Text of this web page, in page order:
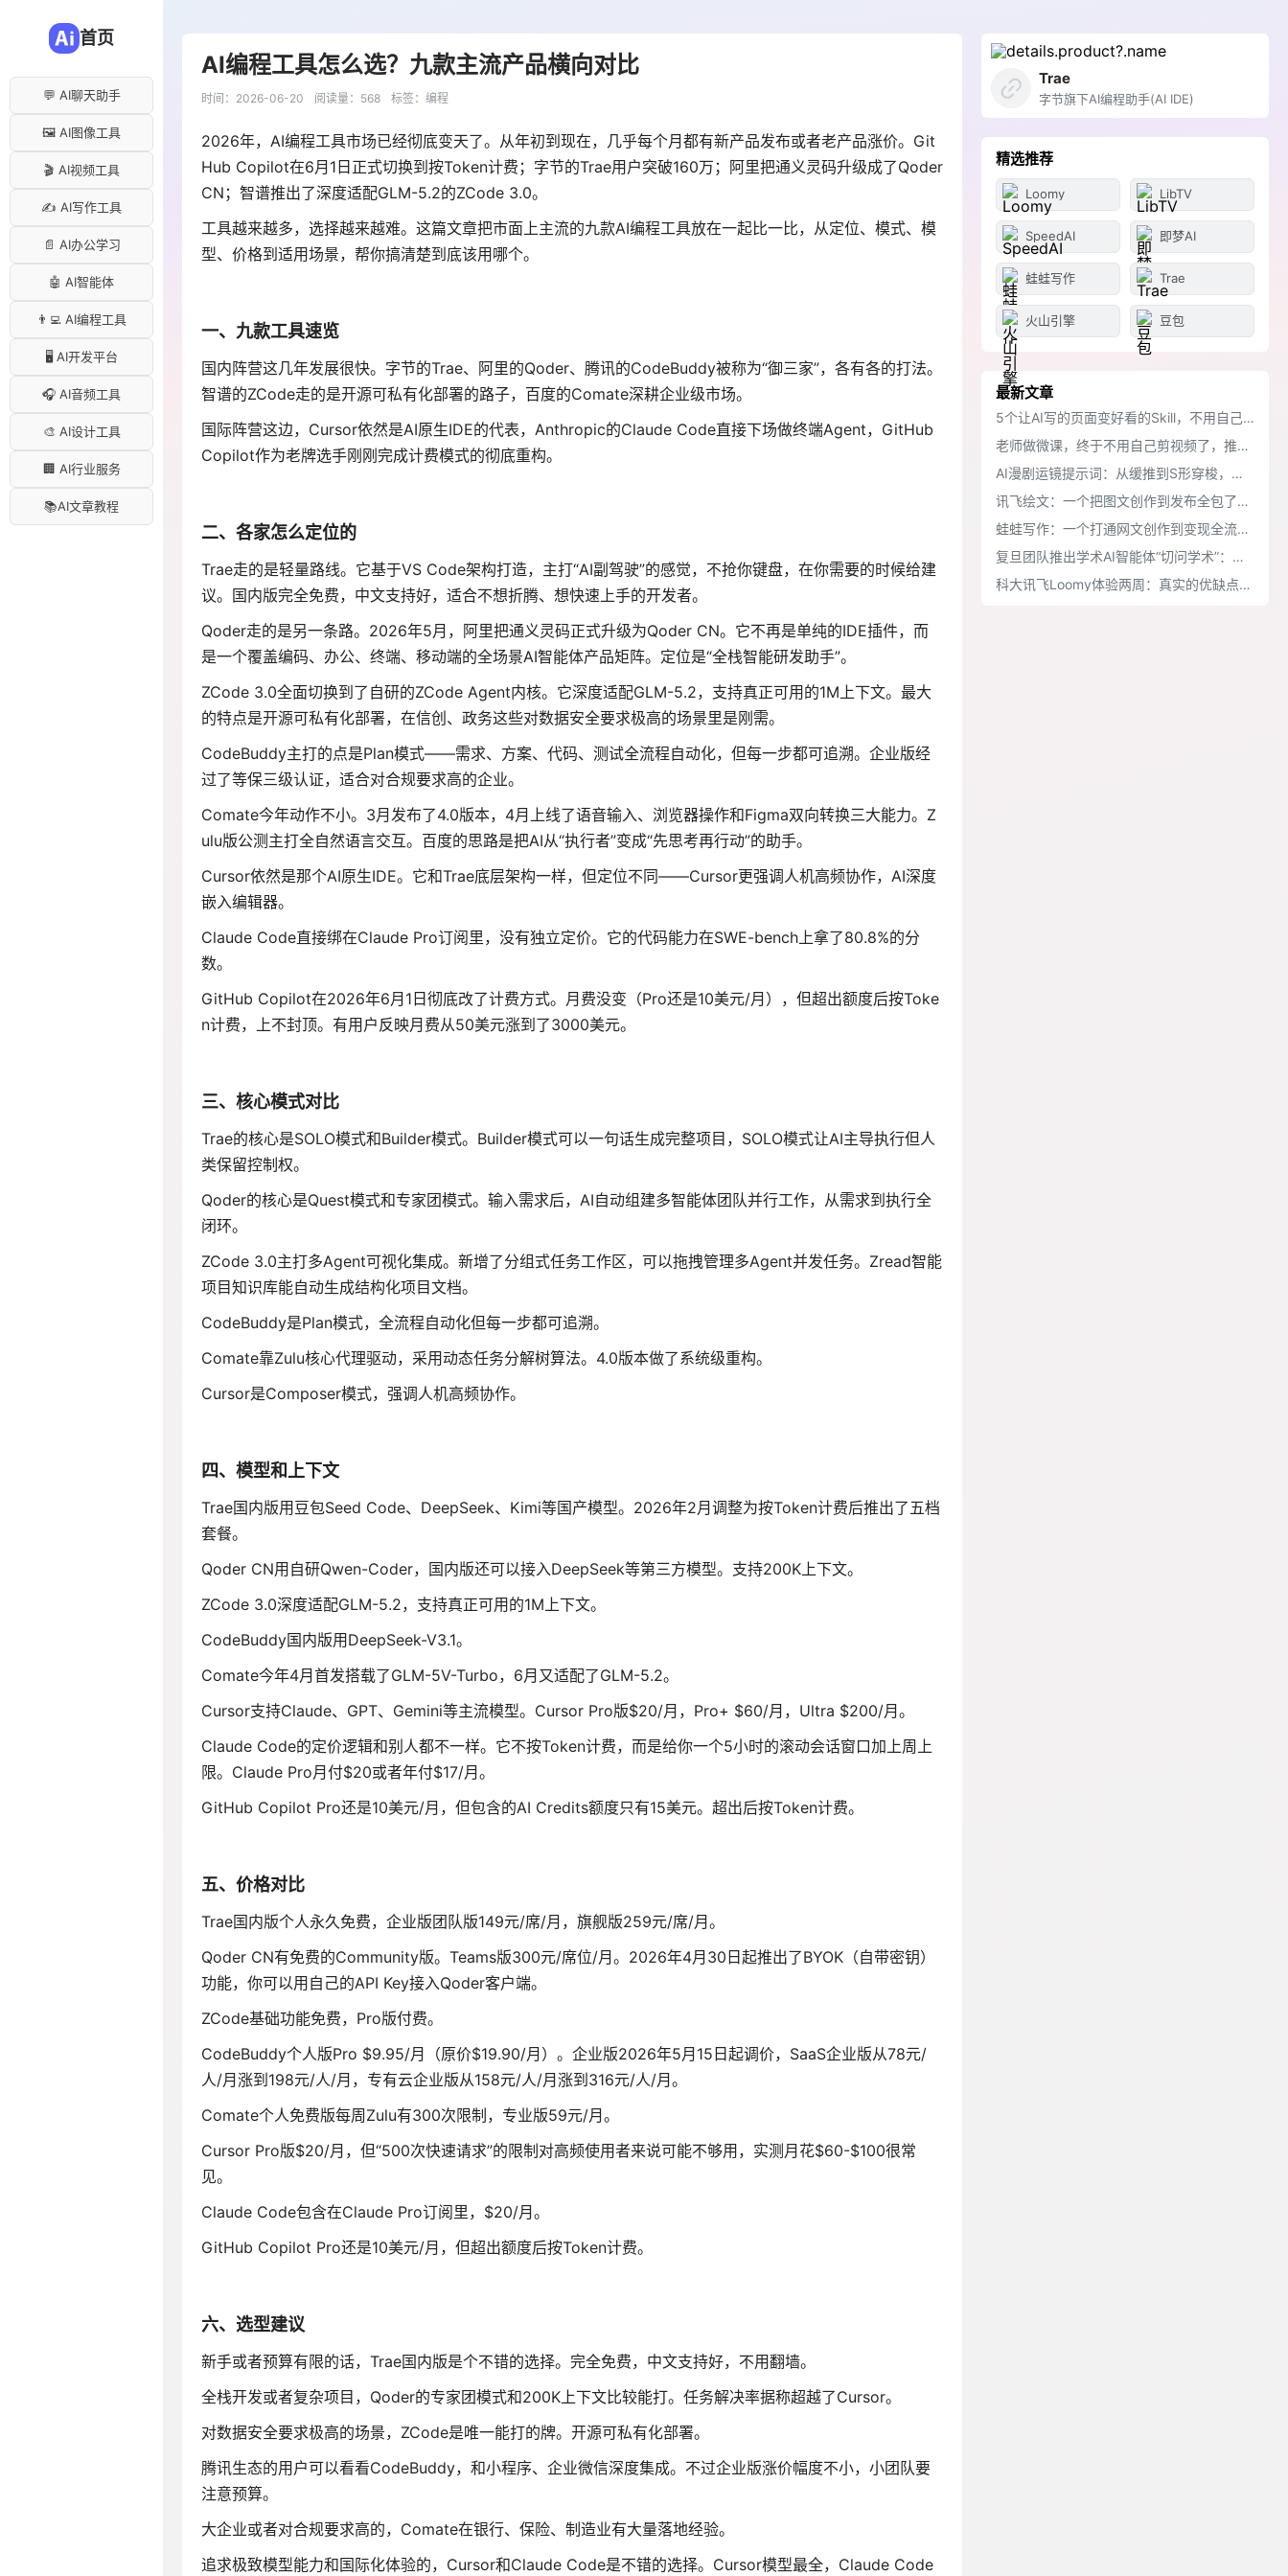
首页
💬 AI聊天助手
🖼️ AI图像工具
🎬 AI视频工具
✍️ AI写作工具
📄 AI办公学习
🤖 AI智能体
👨‍💻 AI编程工具
🖥️ AI开发平台
🎧 AI音频工具
🎨 AI设计工具
🏢 AI行业服务
📚AI文章教程
AI编程工具怎么选？九款主流产品横向对比
时间：2026-06-20 阅读量：568 标签：编程
2026年，AI编程工具市场已经彻底变天了。从年初到现在，几乎每个月都有新产品发布或者老产品涨价。Git
Hub Copilot在6月1日正式切换到按Token计费；字节的Trae用户突破160万 ；阿里把通义灵码升级成了Qoder
CN ；智谱推出了深度适配GLM-5.2的ZCode 3.0。
工具越来越多，选择越来越难。这篇文章把市面上主流的九款AI编程工具放在一起比一比，从定位、模式、模
型、价格到适用场景，帮你搞清楚到底该用哪个。
一、九款工具速览
国内阵营这几年发展很快。字节的Trae、阿里的Qoder、腾讯的CodeBuddy被称为“御三家”，各有各的打法。
智谱的ZCode走的是开源可私有化部署的路子，百度的Comate深耕企业级市场。
国际阵营这边，Cursor依然是AI原生IDE的代表，Anthropic的Claude Code直接下场做终端Agent，GitHub
Copilot作为老牌选手刚刚完成计费模式的彻底重构。
二、各家怎么定位的
Trae走的是轻量路线。它基于VS Code架构打造，主打“AI副驾驶”的感觉，不抢你键盘，在你需要的时候给建
议。国内版完全免费，中文支持好，适合不想折腾、想快速上手的开发者。
Qoder走的是另一条路。2026年5月，阿里把通义灵码正式升级为Qoder CN。它不再是单纯的IDE插件，而
是一个覆盖编码、办公、终端、移动端的全场景AI智能体产品矩阵。定位是“全栈智能研发助手”。
ZCode 3.0全面切换到了自研的ZCode Agent内核。它深度适配GLM-5.2，支持真正可用的1M上下文。最大
的特点是开源可私有化部署，在信创、政务这些对数据安全要求极高的场景里是刚需。
CodeBuddy主打的点是Plan模式——需求、方案、代码、测试全流程自动化，但每一步都可追溯。企业版经
过了等保三级认证，适合对合规要求高的企业。
Comate今年动作不小。3月发布了4.0版本，4月上线了语音输入、浏览器操作和Figma双向转换三大能力。Z
ulu版公测主打全自然语言交互。百度的思路是把AI从“执行者”变成“先思考再行动”的助手。
Cursor依然是那个AI原生IDE。它和Trae底层架构一样，但定位不同——Cursor更强调人机高频协作，AI深度
嵌入编辑器。
Claude Code直接绑在Claude Pro订阅里，没有独立定价。它的代码能力在SWE-bench上拿了80.8%的分
数。
GitHub Copilot在2026年6月1日彻底改了计费方式。月费没变（Pro还是10美元/月），但超出额度后按Toke
n计费，上不封顶。有用户反映月费从50美元涨到了3000美元。
三、核心模式对比
Trae的核心是SOLO模式和Builder模式。Builder模式可以一句话生成完整项目，SOLO模式让AI主导执行但人
类保留控制权。
Qoder的核心是Quest模式和专家团模式。输入需求后，AI自动组建多智能体团队并行工作，从需求到执行全
闭环。
ZCode 3.0主打多Agent可视化集成。新增了分组式任务工作区，可以拖拽管理多Agent并发任务。Zread智能
项目知识库能自动生成结构化项目文档。
CodeBuddy是Plan模式，全流程自动化但每一步都可追溯。
Comate靠Zulu核心代理驱动，采用动态任务分解树算法。4.0版本做了系统级重构。
Cursor是Composer模式，强调人机高频协作。
四、模型和上下文
Trae国内版用豆包Seed Code、DeepSeek、Kimi等国产模型。2026年2月调整为按Token计费后推出了五档
套餐。
Qoder CN用自研Qwen-Coder，国内版还可以接入DeepSeek等第三方模型。支持200K上下文。
ZCode 3.0深度适配GLM-5.2，支持真正可用的1M上下文。
CodeBuddy国内版用DeepSeek-V3.1。
Comate今年4月首发搭载了GLM-5V-Turbo，6月又适配了GLM-5.2。
Cursor支持Claude、GPT、Gemini等主流模型。Cursor Pro版$20/月，Pro+ $60/月，Ultra $200/月。
Claude Code的定价逻辑和别人都不一样。它不按Token计费，而是给你一个5小时的滚动会话窗口加上周上
限。Claude Pro月付$20或者年付$17/月。
GitHub Copilot Pro还是10美元/月，但包含的AI Credits额度只有15美元。超出后按Token计费。
五、价格对比
Trae国内版个人永久免费，企业版团队版149元/席/月，旗舰版259元/席/月 。
Qoder CN有免费的Community版。Teams版300元/席位/月。2026年4月30日起推出了BYOK（自带密钥）
功能，你可以用自己的API Key接入Qoder客户端。
ZCode基础功能免费，Pro版付费。
CodeBuddy个人版Pro $9.95/月（原价$19.90/月） 。企业版2026年5月15日起调价，SaaS企业版从78元/
人/月涨到198元/人/月，专有云企业版从158元/人/月涨到316元/人/月。
Comate个人免费版每周Zulu有300次限制，专业版59元/月。
Cursor Pro版$20/月，但“500次快速请求”的限制对高频使用者来说可能不够用，实测月花$60-$100很常
见。
Claude Code包含在Claude Pro订阅里，$20/月。
GitHub Copilot Pro还是10美元/月，但超出额度后按Token计费。
六、选型建议
新手或者预算有限的话，Trae国内版是个不错的选择。完全免费，中文支持好，不用翻墙。
全栈开发或者复杂项目，Qoder的专家团模式和200K上下文比较能打。任务解决率据称超越了Cursor。
对数据安全要求极高的场景，ZCode是唯一能打的牌。开源可私有化部署。
腾讯生态的用户可以看看CodeBuddy，和小程序、企业微信深度集成。不过企业版涨价幅度不小，小团队要
注意预算。
大企业或者对合规要求高的，Comate在银行、保险、制造业有大量落地经验。
追求极致模型能力和国际化体验的，Cursor和Claude Code是不错的选择。Cursor模型最全，Claude Code
Trae
字节旗下AI编程助手(AI IDE)
精选推荐
Loomy LibTV
SpeedAI 即梦AI
蛙蛙写作 Trae
火山引擎 豆包
最新文章
5个让AI写的页面变好看的Skill，不用自己调样式
老师做微课，终于不用自己剪视频了，推荐VibeKnow
AI漫剧运镜提示词：从缓推到S形穿梭，覆盖情绪叙事与转场实战
讯飞绘文：一个把图文创作到发布全包了的AI工作台
蛙蛙写作：一个打通网文创作到变现全流程的AI工作台
复旦团队推出学术AI智能体“切问学术”：从想idea到跑实验，帮你搞定科研体力活
科大讯飞Loomy体验两周：真实的优缺点都在这了